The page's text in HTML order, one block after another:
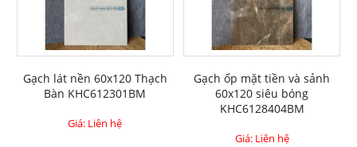
Gạch lát nền 60x120 Thạch
Bàn KHC612301BM
Giá: Liên hệ
Gạch ốp mặt tiền và sảnh
60x120 siêu bóng
KHC6128404BM
Giá: Liên hệ